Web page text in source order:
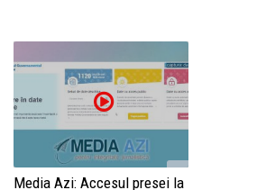
​Media Azi: Accesul presei la